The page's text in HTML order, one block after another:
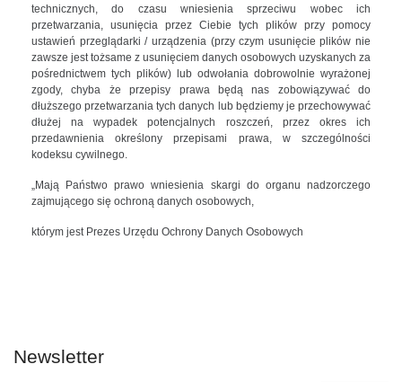
technicznych, do czasu wniesienia sprzeciwu wobec ich
przetwarzania, usunięcia przez Ciebie tych plików przy pomocy
ustawień przeglądarki / urządzenia (przy czym usunięcie plików nie
zawsze jest tożsame z usunięciem danych osobowych uzyskanych za
pośrednictwem tych plików) lub odwołania dobrowolnie wyrażonej
zgody, chyba że przepisy prawa będą nas zobowiązywać do
dłuższego przetwarzania tych danych lub będziemy je przechowywać
dłużej na wypadek potencjalnych roszczeń, przez okres ich
przedawnienia określony przepisami prawa, w szczególności
kodeksu cywilnego.
„Mają Państwo prawo wniesienia skargi do organu nadzorczego
zajmującego się ochroną danych osobowych,
którym jest Prezes Urzędu Ochrony Danych Osobowych
Newsletter